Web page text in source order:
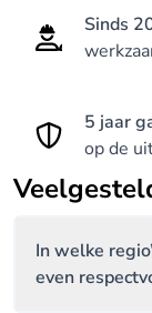
Aanleg van
in tegels of
Kleine
tuinman kan
Bent u
Sinds
5 jaar
op de
In welke
even